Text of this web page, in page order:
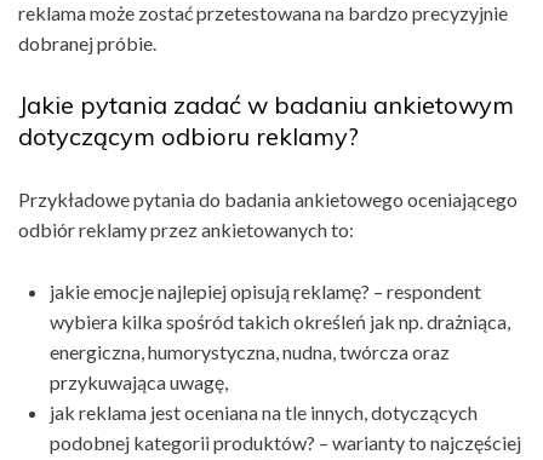
reklama może zostać przetestowana na bardzo precyzyjnie
dobranej próbie.
Jakie pytania zadać w badaniu ankietowym
dotyczącym odbioru reklamy?
Przykładowe pytania do badania ankietowego oceniającego
odbiór reklamy przez ankietowanych to:
jakie emocje najlepiej opisują reklamę? – respondent
wybiera kilka spośród takich określeń jak np. drażniąca,
energiczna, humorystyczna, nudna, twórcza oraz
przykuwająca uwagę,
jak reklama jest oceniana na tle innych, dotyczących
podobnej kategorii produktów? – warianty to najczęściej